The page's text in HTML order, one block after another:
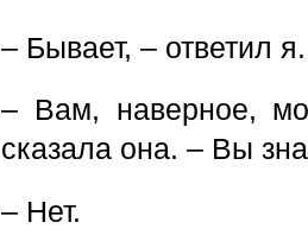
– Бывает, – ответил я.
– Вам, наверное,
сказала она. – Вы
– Нет.